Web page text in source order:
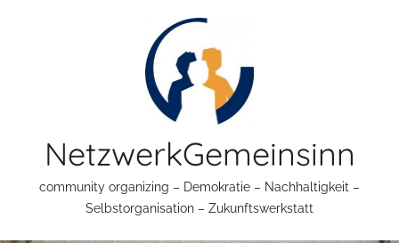
NetzwerkGemeinsinn
community organizing – Demokratie – Nachhaltigkeit –
Selbstorganisation – Zukunftswerkstatt